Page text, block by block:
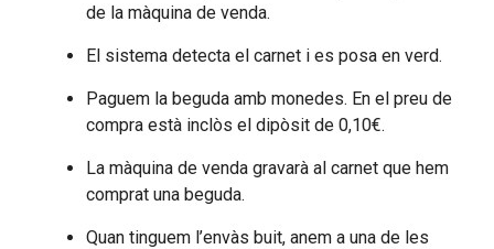
de la màquina de venda.
El sistema detecta el carnet i es posa en verd.
Paguem la beguda amb monedes. En el preu de
compra està inclòs el dipòsit de 0,10€.
La màquina de venda gravarà al carnet que hem
comprat una beguda.
Quan tinguem l’envàs buit, anem a una de les